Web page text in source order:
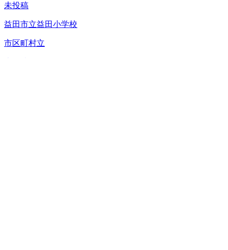
未投稿
益田市立益田小学校
市区町村立